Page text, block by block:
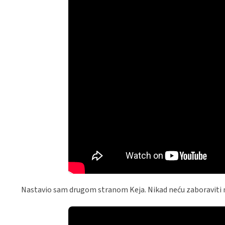
Nastavio sam drugom stranom Keja. Nikad neću zaboraviti